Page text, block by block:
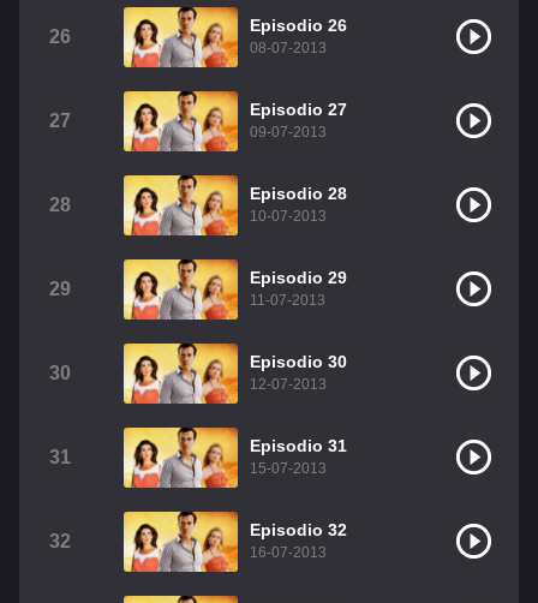
26
Episodio 26
08-07-2013
27
Episodio 27
09-07-2013
28
Episodio 28
10-07-2013
29
Episodio 29
11-07-2013
30
Episodio 30
12-07-2013
31
Episodio 31
15-07-2013
32
Episodio 32
16-07-2013